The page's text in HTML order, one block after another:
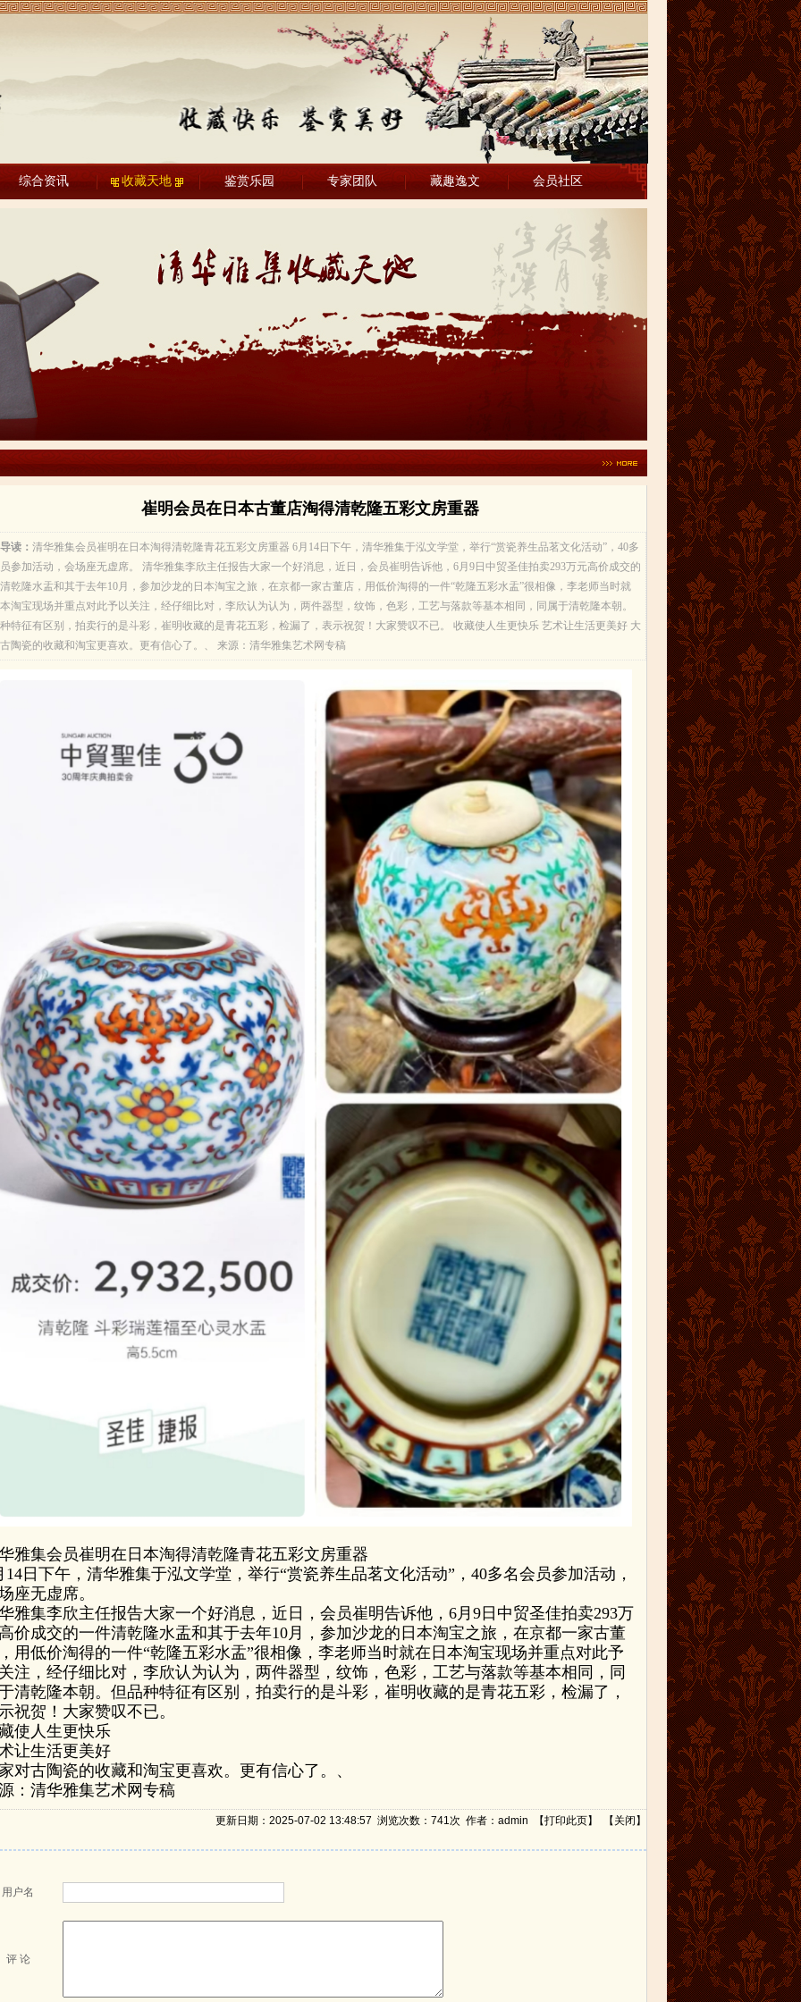
综合资讯 收藏天地 鉴赏乐园 专家团队 藏趣逸文 会员社区
崔明会员在日本古董店淘得清乾隆五彩文房重器
读： 清华雅集会员崔明在日本淘得清乾隆青花五彩文房重器 6月14日下午，清华雅集于泓文学堂，举行“赏瓷养生品茗文化活动”，40多
参加活动，会场座无虚席。 清华雅集李欣主任报告大家一个好消息，近日，会员崔明告诉他，6月9日中贸圣佳拍卖293万元高价成交的
乾隆水盂和其于去年10月，参加沙龙的日本淘宝之旅，在京都一家古董店，用低价淘得的一件“乾隆五彩水盂”很相像，李老师当时就
淘宝现场并重点对此予以关注，经仔细比对，李欣认为认为，两件器型，纹饰，色彩，工艺与落款等基本相同，同属于清乾隆本朝。
特征有区别，拍卖行的是斗彩，崔明收藏的是青花五彩，检漏了，表示祝贺！大家赞叹不已。 收藏使人生更快乐 艺术让生活更美好 大
陶瓷的收藏和淘宝更喜欢。更有信心了。、 来源：清华雅集艺术网专稿
雅集会员崔明在日本淘得清乾隆青花五彩文房重器
14日下午，清华雅集于泓文学堂，举行“赏瓷养生品茗文化活动”，40多名会员参加活动，
座无虚席。
雅集李欣主任报告大家一个好消息，近日，会员崔明告诉他，6月9日中贸圣佳拍卖293万
价成交的一件清乾隆水盂和其于去年10月，参加沙龙的日本淘宝之旅，在京都一家古董
用低价淘得的一件“乾隆五彩水盂”很相像，李老师当时就在日本淘宝现场并重点对此予
注，经仔细比对，李欣认为认为，两件器型，纹饰，色彩，工艺与落款等基本相同，同
清乾隆本朝。但品种特征有区别，拍卖行的是斗彩，崔明收藏的是青花五彩，检漏了，
祝贺！ 大家赞叹不已。
使人生更快乐
让生活更美好
对古陶瓷的收藏和淘宝更喜欢。更有信心了。、
：清华雅集艺术网专稿
更新日期：2025-07-02 13:48:57 浏览次数：741次 作者：admin 【打印此页】 【 关闭 】
用户名
评 论